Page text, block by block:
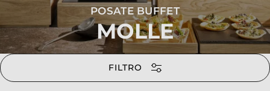
POSATE BUFFET
MOLLE
FILTRO